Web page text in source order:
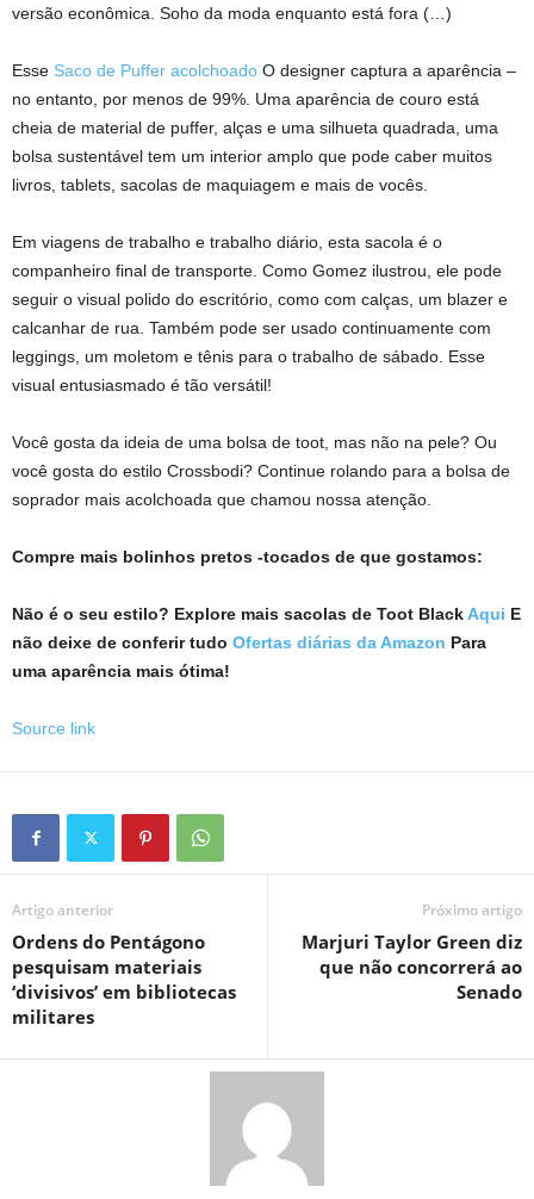
versão econômica. Soho da moda enquanto está fora (…)
Esse Saco de Puffer acolchoado O designer captura a aparência –
no entanto, por menos de 99%. Uma aparência de couro está
cheia de material de puffer, alças e uma silhueta quadrada, uma
bolsa sustentável tem um interior amplo que pode caber muitos
livros, tablets, sacolas de maquiagem e mais de vocês.
Em viagens de trabalho e trabalho diário, esta sacola é o
companheiro final de transporte. Como Gomez ilustrou, ele pode
seguir o visual polido do escritório, como com calças, um blazer e
calcanhar de rua. Também pode ser usado continuamente com
leggings, um moletom e tênis para o trabalho de sábado. Esse
visual entusiasmado é tão versátil!
Você gosta da ideia de uma bolsa de toot, mas não na pele? Ou
você gosta do estilo Crossbodi? Continue rolando para a bolsa de
soprador mais acolchoada que chamou nossa atenção.
Compre mais bolinhos pretos -tocados de que gostamos:
Não é o seu estilo? Explore mais sacolas de Toot BlackAqui E
não deixe de conferir tudo Ofertas diárias da Amazon Para
uma aparência mais ótima!
Source link
Artigo anterior
Ordens do Pentágono
pesquisam materiais
‘divisivos’ em bibliotecas
militares
Próximo artigo
Marjuri Taylor Green diz
que não concorrerá ao
Senado